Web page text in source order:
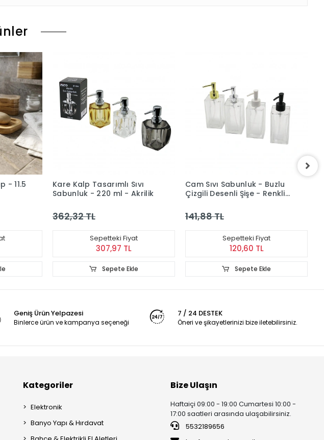
- 11.5
Kare Kalp Tasarımlı Sıvı
Sabunluk - 220 ml - Akrilik
362,32 TL
Sepetteki Fiyat
307,97 TL
Sepete Ekle
Cam Sıvı Sabunluk - Buzlu
Çizgili Desenli Şişe - Renkli
141,88 TL
Sepetteki Fiyat
120,60 TL
Sepete Ekle
Geniş Ürün Yelpazesi
Binlerce ürün ve kampanya seçeneği
7 / 24 DESTEK
Öneri ve şikayetlerinizi bize iletebilirsiniz.
Kategoriler
Elektronik
Banyo Yapı & Hırdavat
Bize Ulaşın
Haftaiçi 09:00 - 19:00 Cumartesi 10:00 -
17:00 saatleri arasında ulaşabilirsiniz.
5532189656